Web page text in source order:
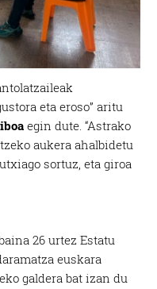
eta eroso” aritu
egin dute. “Astrako
aukera ahalbidetu
sortuz, eta giroa
26 urtez Estatu
euskara
galdera bat izan du